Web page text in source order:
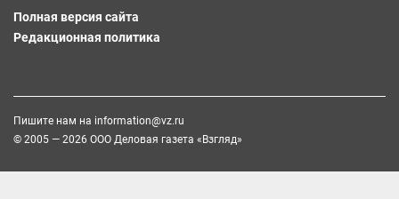
Полная версия сайта
Редакционная политика
Пишите нам на information@vz.ru
© 2005 — 2026 ООО Деловая газета «Взгляд»